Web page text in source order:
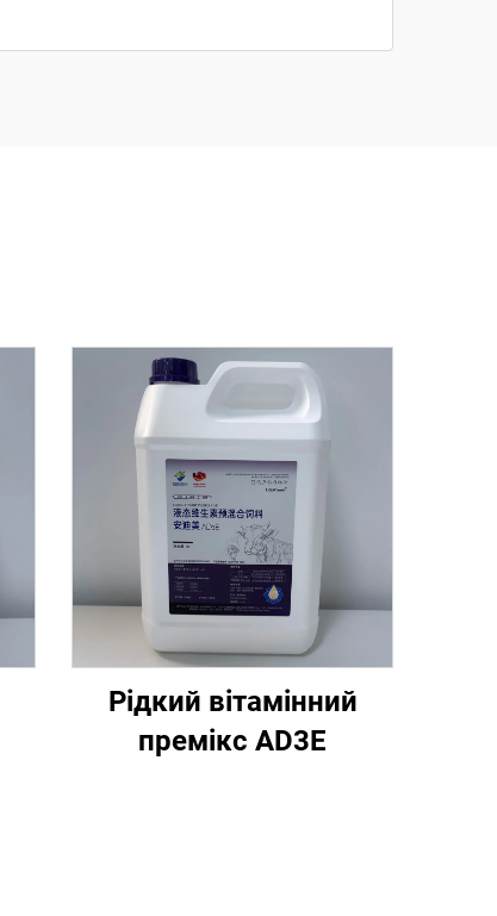
Рідкий вітамінний
премікс AD3E